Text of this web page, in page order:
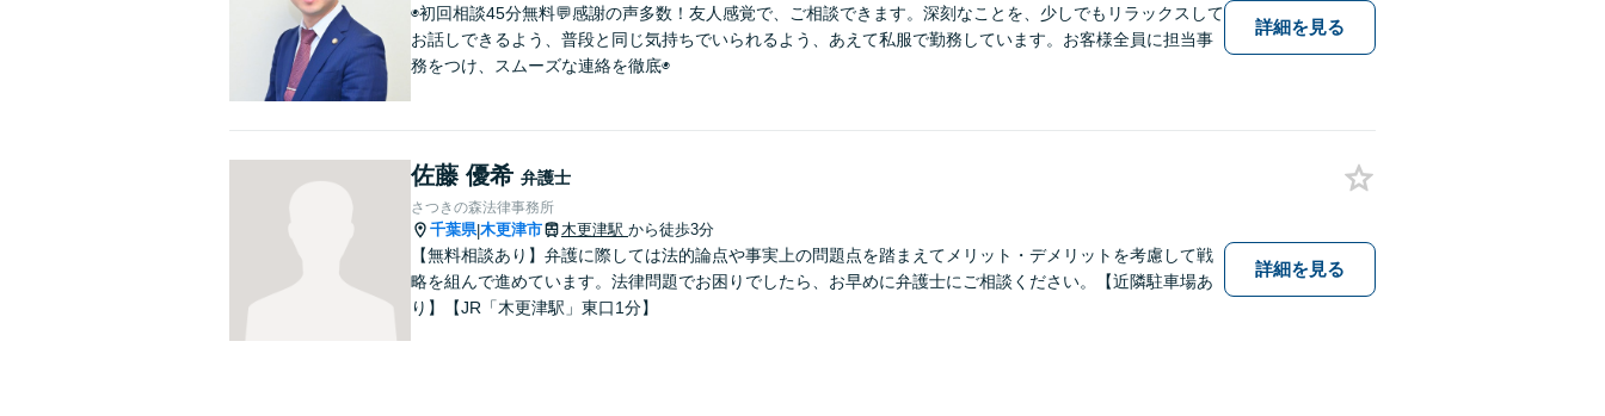
◉初回相談45分無料💬感謝の声多数！友人感覚で、ご相談できます。深刻なことを、少しでもリラックスして
お話しできるよう、普段と同じ気持ちでいられるよう、あえて私服で勤務しています。お客様全員に担当事
務をつけ、スムーズな連絡を徹底◉
詳細を見る
佐藤 優希 弁護士
さつきの森法律事務所
千葉県|木更津市 木更津駅 から徒歩3分
【無料相談あり】弁護に際しては法的論点や事実上の問題点を踏まえてメリット・デメリットを考慮して戦
略を組んで進めています。法律問題でお困りでしたら、お早めに弁護士にご相談ください。【近隣駐車場あ
り】【JR「木更津駅」東口1分】
詳細を見る